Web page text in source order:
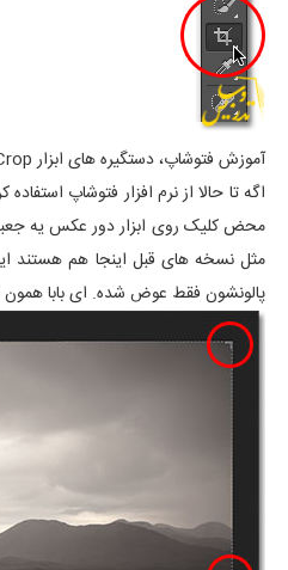
آموزش فتوشاپ، دستگیره های ابزار Crop
محض کلیک روی ابزار دور عکس یه جعبه
مثل نسخه های قبل اینجا هم هستند
پالونشون فقط عوض شده. ای بابا